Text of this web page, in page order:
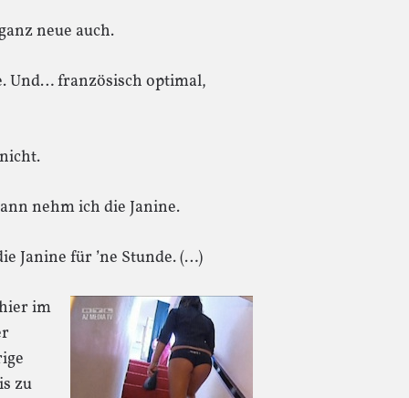
neue auch.
Und… französisch optimal,
nehm ich die Janine.
Janine für ’ne Stunde. (…)
im
zu